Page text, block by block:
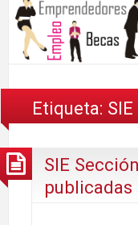
Etiqueta: SIE
SIE
publicadas